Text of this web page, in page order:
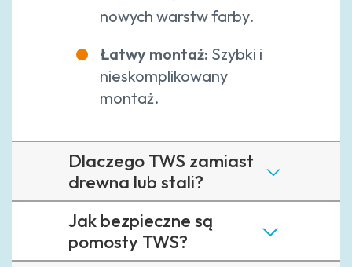
nowych warstw farby.
Łatwy montaż: Szybki i
nieskomplikowany
montaż.
Dlaczego TWS zamiast
drewna lub stali?
Jak bezpieczne są
pomosty TWS?